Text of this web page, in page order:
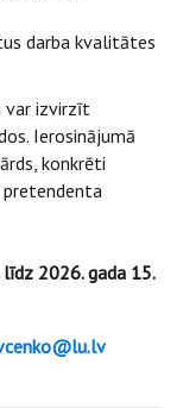
darba kvalitātes
var izvirzīt
Ierosinājumā
konkrēti
2026. gada 15.